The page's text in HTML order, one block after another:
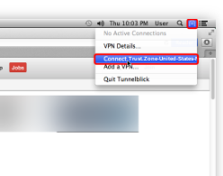
Trust.Zone-United-States-Netflix